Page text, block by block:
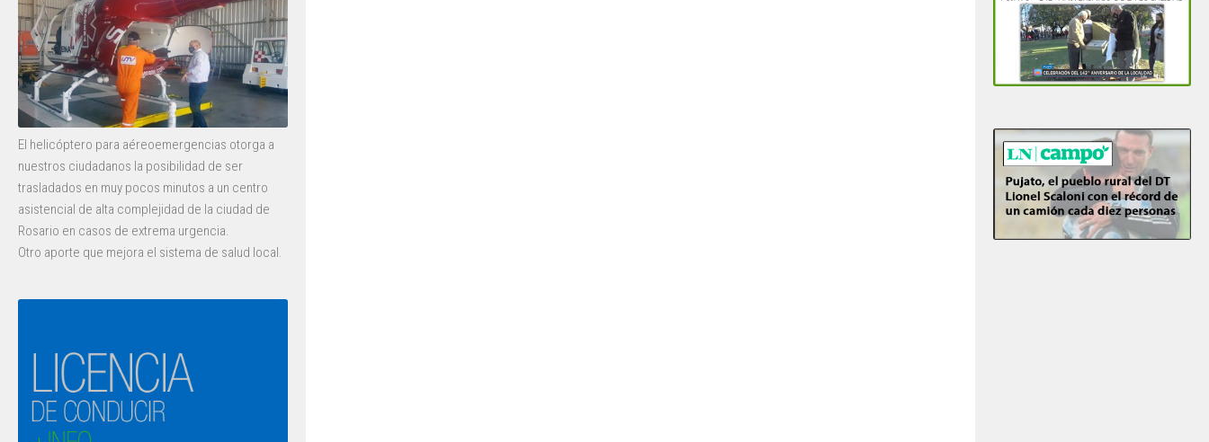
El helicóptero para aéreoemergencias otorga a
nuestros ciudadanos la posibilidad de ser
trasladados en muy pocos minutos a un centro
asistencial de alta complejidad de la ciudad de
Rosario en casos de extrema urgencia.
Otro aporte que mejora el sistema de salud local.